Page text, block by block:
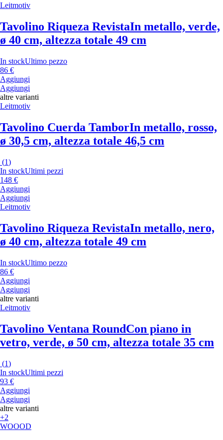
Leitmotiv
Tavolino Riqueza RevistaIn metallo, verde,
ø 40 cm, altezza totale 49 cm
In stockUltimo pezzo
86 €
Aggiungi
Aggiungi
altre varianti
Leitmotiv
Tavolino Cuerda TamborIn metallo, rosso,
ø 30,5 cm, altezza totale 46,5 cm
(1)
In stockUltimi pezzi
148 €
Aggiungi
Aggiungi
Leitmotiv
Tavolino Riqueza RevistaIn metallo, nero,
ø 40 cm, altezza totale 49 cm
In stockUltimo pezzo
86 €
Aggiungi
Aggiungi
altre varianti
Leitmotiv
Tavolino Ventana RoundCon piano in
vetro, verde, ø 50 cm, altezza totale 35 cm
(1)
In stockUltimi pezzi
93 €
Aggiungi
Aggiungi
altre varianti
+2
WOOOD